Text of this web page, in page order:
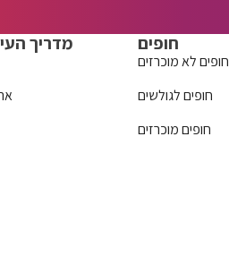
מדריך חופים
חופים לא מוכרזים
חופים לגולשים
חופים מוכרזים